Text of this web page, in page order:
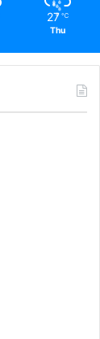
27 ℃
Thu